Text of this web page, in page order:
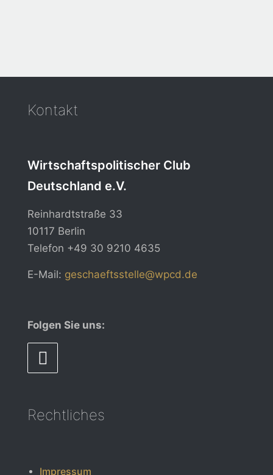
Kontakt
Wirtschaftspolitischer Club
Deutschland e.V.
Reinhardtstraße 33
10117 Berlin
Telefon +49 30 9210 4635
E-Mail: geschaeftsstelle@wpcd.de
Folgen Sie uns:
Rechtliches
Impressum